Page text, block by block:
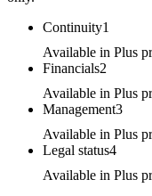
Continuity1
Available in Plus
Financials2
Available in Plus
Management3
Available in Plus
Legal status4
Available in Plus